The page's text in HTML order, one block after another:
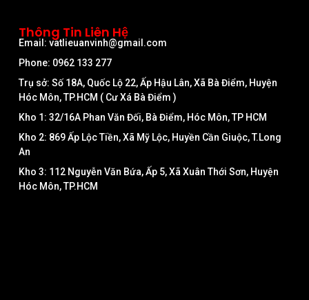
Thông Tin Liên Hệ
Email: vatlieuanvinh@gmail.com
Phone: 0962 133 277
Trụ sở: Số 18A, Quốc Lộ 22, Ấp Hậu Lân, Xã Bà Điểm, Huyện
Hóc Môn, TP.HCM ( Cư Xá Bà Điểm )
Kho 1: 32/16A Phan Văn Đối, Bà Điểm, Hóc Môn, TP HCM
Kho 2: 869 Ấp Lộc Tiền, Xã Mỹ Lộc, Huyền Cần Giuộc, T.Long
An
Kho 3: 112 Nguyễn Văn Bứa, Ấp 5, Xã Xuân Thới Sơn, Huyện
Hóc Môn, TP.HCM